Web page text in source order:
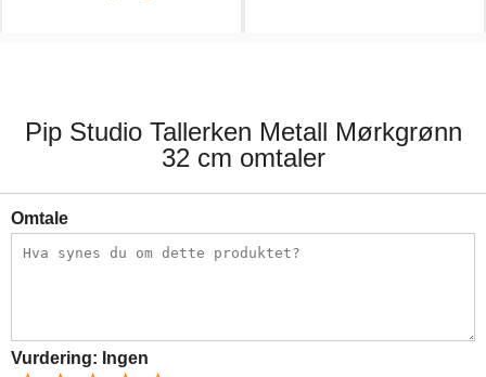
Pip Studio Tallerken Metall Mørkgrønn
32 cm omtaler
Omtale
Vurdering: Ingen